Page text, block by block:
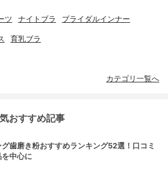
ツ ナイトブラ ブライダルインナー
育乳ブラ
カテゴリ一覧へ
おすすめ記事
歯磨き粉おすすめランキング52選！口コミ
中心に